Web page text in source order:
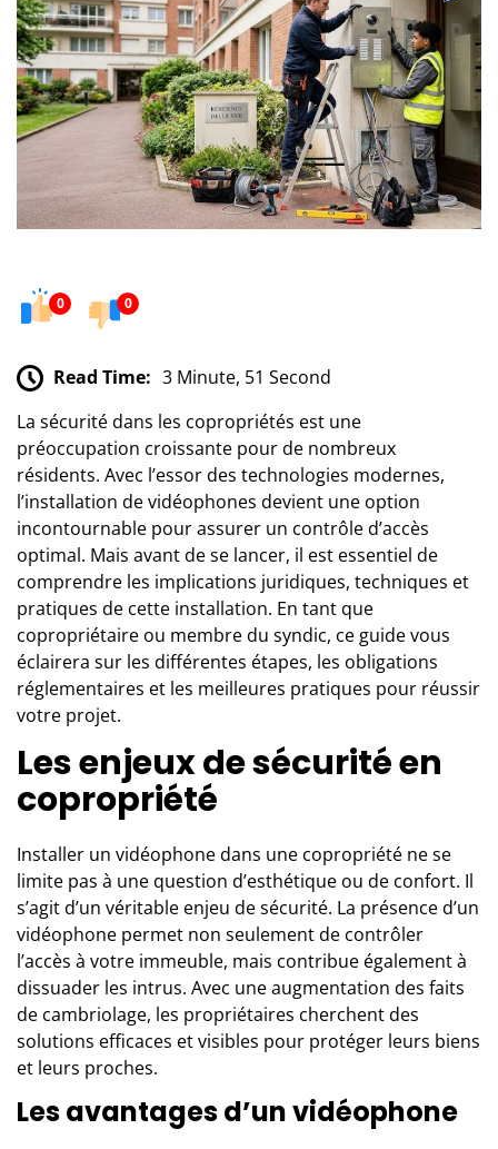
0 0
Read Time: 3 Minute, 51 Second
La sécurité dans les copropriétés est une
préoccupation croissante pour de nombreux
résidents. Avec l’essor des technologies modernes,
l’installation de vidéophones devient une option
incontournable pour assurer un contrôle d’accès
optimal. Mais avant de se lancer, il est essentiel de
comprendre les implications juridiques, techniques et
pratiques de cette installation. En tant que
copropriétaire ou membre du syndic, ce guide vous
éclairera sur les différentes étapes, les obligations
réglementaires et les meilleures pratiques pour réussir
votre projet.
Les enjeux de sécurité en
copropriété
Installer un vidéophone dans une copropriété ne se
limite pas à une question d’esthétique ou de confort. Il
s’agit d’un véritable enjeu de sécurité. La présence d’un
vidéophone permet non seulement de contrôler
l’accès à votre immeuble, mais contribue également à
dissuader les intrus. Avec une augmentation des faits
de cambriolage, les propriétaires cherchent des
solutions efficaces et visibles pour protéger leurs biens
et leurs proches.
Les avantages d’un vidéophone